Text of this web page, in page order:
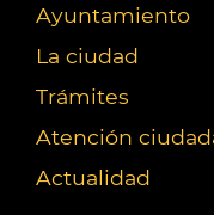
Ayuntamiento
La ciudad
Trámites
Atención
Actualidad